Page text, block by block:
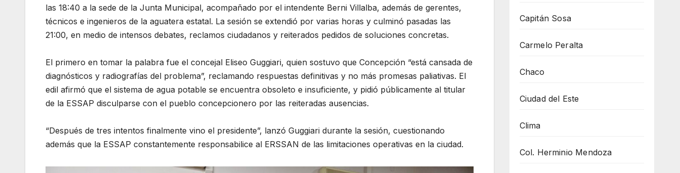
las 18:40 a la sede de la Junta Municipal, acompañado por el intendente Berni Villalba, además de gerentes,
técnicos e ingenieros de la aguatera estatal. La sesión se extendió por varias horas y culminó pasadas las
21:00, en medio de intensos debates, reclamos ciudadanos y reiterados pedidos de soluciones concretas.
El primero en tomar la palabra fue el concejal Eliseo Guggiari, quien sostuvo que Concepción “está cansada de
diagnósticos y radiografías del problema”, reclamando respuestas definitivas y no más promesas paliativas. El
edil afirmó que el sistema de agua potable se encuentra obsoleto e insuficiente, y pidió públicamente al titular
de la ESSAP disculparse con el pueblo concepcionero por las reiteradas ausencias.
“Después de tres intentos finalmente vino el presidente”, lanzó Guggiari durante la sesión, cuestionando
además que la ESSAP constantemente responsabilice al ERSSAN de las limitaciones operativas en la ciudad.
Capitán Sosa
Carmelo Peralta
Chaco
Ciudad del Este
Clima
Col. Herminio Mendoza